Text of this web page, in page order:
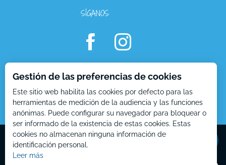
SÍGANOS
Mentions Légales – ES Plan du site – ES
Gestión de las preferencias de cookies
Este sitio web habilita las cookies por defecto para las
herramientas de medición de la audiencia y las funciones
anónimas. Puede configurar su navegador para bloquear o
ser informado de la existencia de estas cookies. Estas
cookies no almacenan ninguna información de
identificación personal.
Leer más